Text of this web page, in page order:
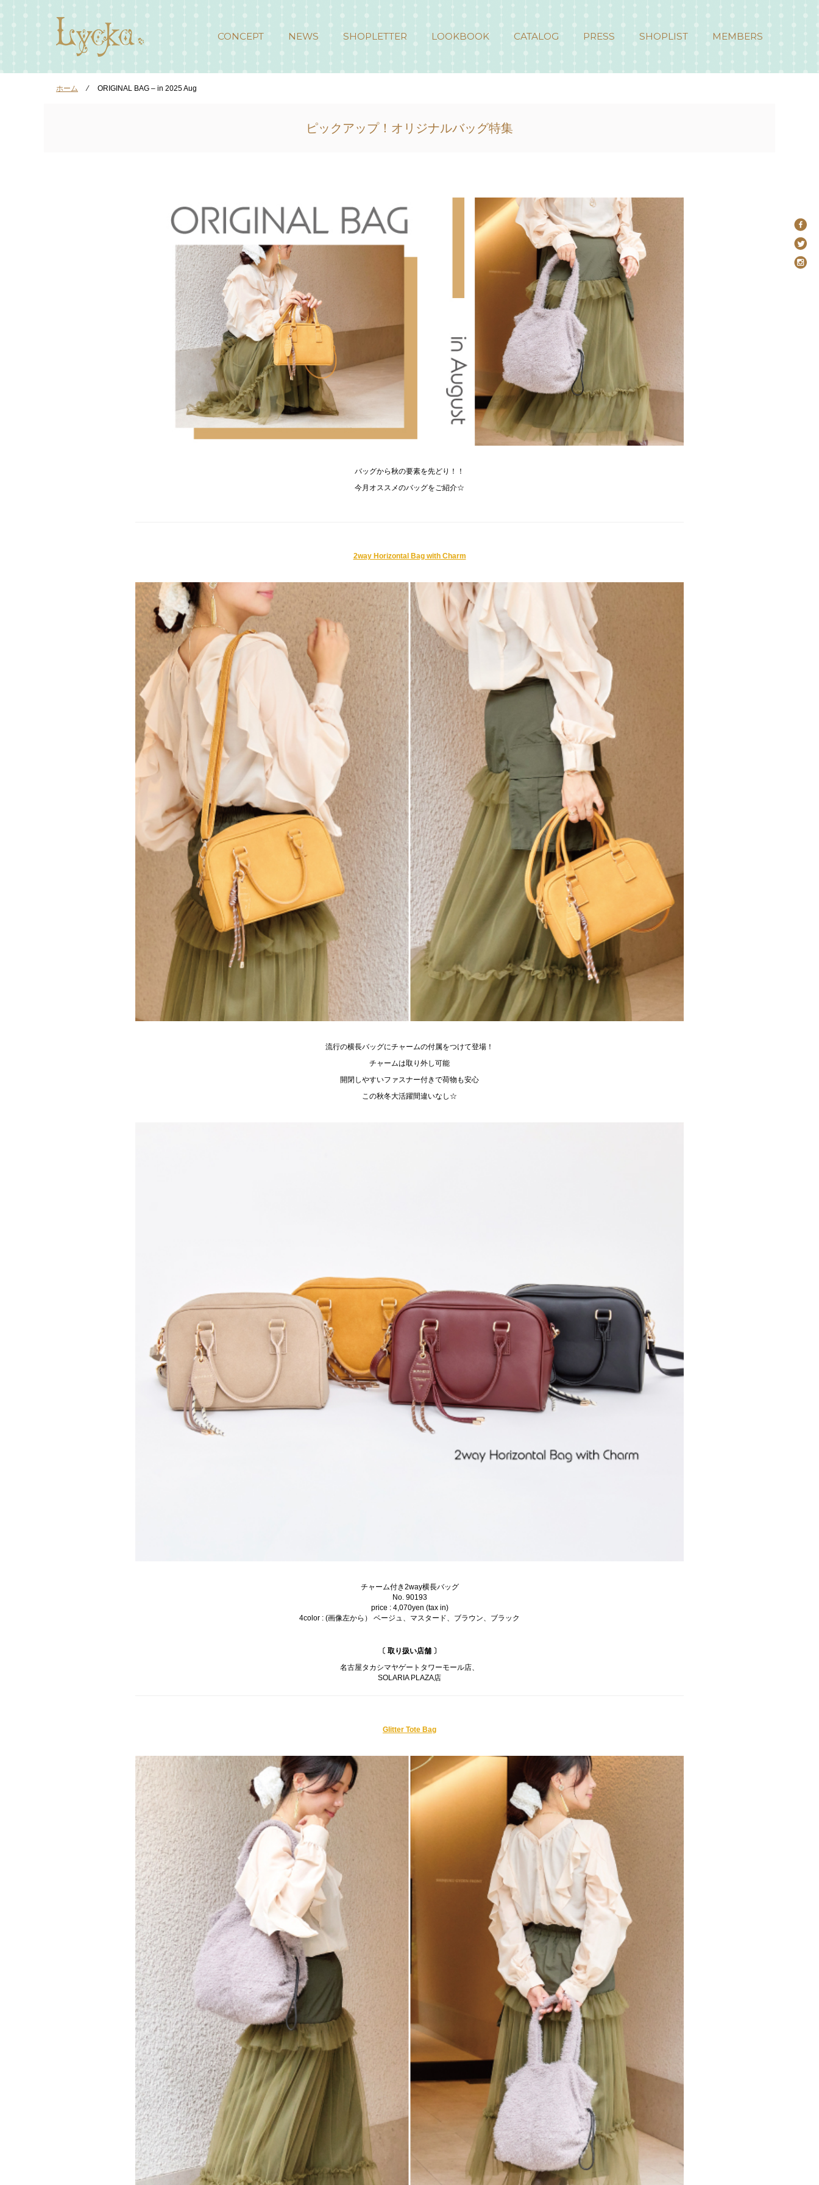
CONCEPT NEWS SHOPLETTER LOOKBOOK CATALOG PRESS SHOPLIST MEMBERS
ホーム ⁄ ORIGINAL BAG – in 2025 Aug
ピックアップ！オリジナルバッグ特集
バッグから秋の要素を先どり！！
今月オススメのバッグをご紹介☆
2way Horizontal Bag with Charm
流行の横長バッグにチャームの付属をつけて登場！
チャームは取り外し可能
開閉しやすいファスナー付きで荷物も安心
この秋冬大活躍間違いなし☆
チャーム付き2way横長バッグ
No. 90193
price : 4,070yen (tax in)
4color : (画像左から） ベージュ、マスタード、ブラウン、ブラック
〔 取り扱い店舗 〕
名古屋タカシマヤゲートタワーモール店、
SOLARIA PLAZA店
Glitter Tote Bag